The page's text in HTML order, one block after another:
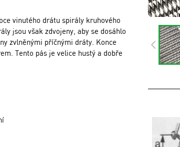
vinutého drátu spirály kruhového
jsou však zdvojeny, aby se dosáhlo
zvlněnými příčnými dráty. Konce
Tento pás je velice hustý a dobře